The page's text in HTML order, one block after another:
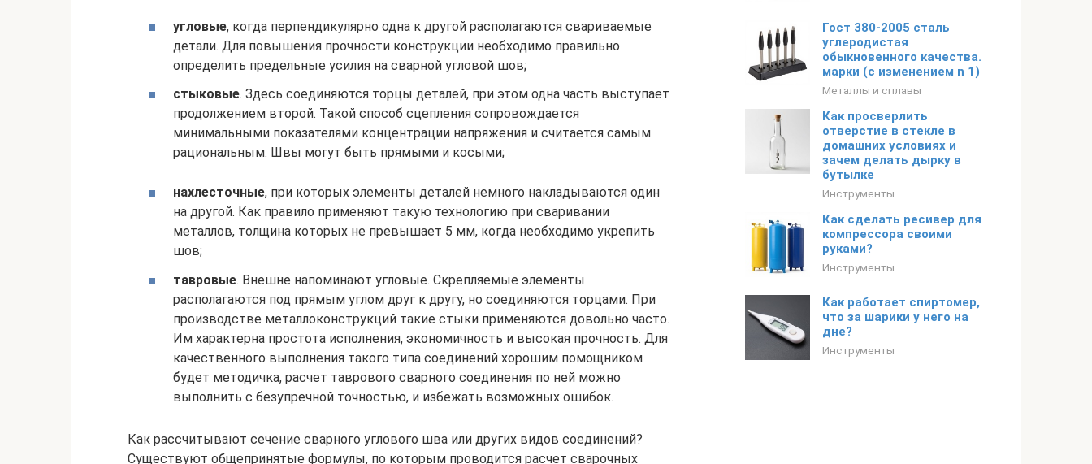
угловые, когда перпендикулярно одна к другой располагаются свариваемые
детали. Для повышения прочности конструкции необходимо правильно
определить предельные усилия на сварной угловой шов;
стыковые. Здесь соединяются торцы деталей, при этом одна часть выступает
продолжением второй. Такой способ сцепления сопровождается
минимальными показателями концентрации напряжения и считается самым
рациональным. Швы могут быть прямыми и косыми;
нахлесточные, при которых элементы деталей немного накладываются один
на другой. Как правило применяют такую технологию при сваривании
металлов, толщина которых не превышает 5 мм, когда необходимо укрепить
шов;
тавровые. Внешне напоминают угловые. Скрепляемые элементы
располагаются под прямым углом друг к другу, но соединяются торцами. При
производстве металлоконструкций такие стыки применяются довольно часто.
Им характерна простота исполнения, экономичность и высокая прочность. Для
качественного выполнения такого типа соединений хорошим помощником
будет методичка, расчет таврового сварного соединения по ней можно
выполнить с безупречной точностью, и избежать возможных ошибок.
Как рассчитывают сечение сварного углового шва или других видов соединений?
Существуют общепринятые формулы, по которым проводится расчет сварочных
Гост 380-2005 сталь
углеродистая
обыкновенного качества.
марки (с изменением n 1)
Металлы и сплавы
Как просверлить
отверстие в стекле в
домашних условиях и
зачем делать дырку в
бутылке
Инструменты
Как сделать ресивер для
компрессора своими
руками?
Инструменты
Как работает спиртомер,
что за шарики у него на
дне?
Инструменты